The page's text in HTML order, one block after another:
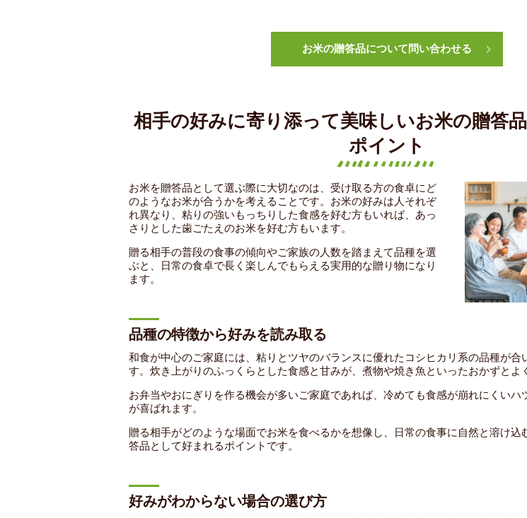
お米の贈答品について問い合わせる
相手の好みに寄り添って美味しいお米の贈答
ポイント
お米を贈答品として選ぶ際に大切なのは、受け取る方の食卓にど
のようなお米が合うかを考えることです。お米の好みは人それぞ
れ異なり、粘りの強いもっちりした食感を好む方もいれば、あっ
さりとした歯ごたえのお米を好む方もいます。
贈る相手の普段の食事の傾向やご家族の人数を踏まえて品種を選
ぶと、日常の食卓で長く楽しんでもらえる実用的な贈り物になり
ます。
品種の特徴から好みを読み取る
和食が中心のご家庭には、粘りとツヤのバランスに優れたコシヒカリ系の品種が合
す。炊き上がりのふっくらとした食感と甘みが、煮物や焼き魚といったおかずとよ
お弁当やおにぎりを作る機会が多いご家庭であれば、冷めても食感が崩れにくいハ
が喜ばれます。
贈る相手がどのような場面でお米を食べるかを想像し、日常の食事に自然と溶け込
答品として好まれるポイントです。
好みがわからない場合の選び方